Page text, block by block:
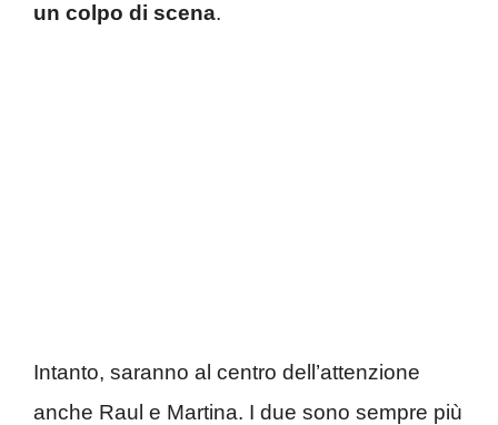
un colpo di scena.
Intanto, saranno al centro dell’attenzione
anche Raul e Martina. I due sono sempre più